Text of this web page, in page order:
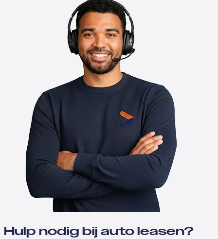
Hulp nodig bij auto leasen?